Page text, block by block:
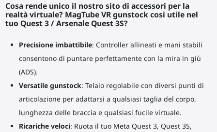
Cosa rende unico il nostro sito di accessori per la
realtà virtuale? MagTube VR gunstock così utile nel
tuo Quest 3 / Arsenale Quest 3S?
Precisione imbattibile: Controller allineati e mani stabili
consentono di puntare perfettamente con la mira in giù
(ADS).
Versatile gunstock: Telaio regolabile con diversi punti di
articolazione per adattarsi a qualsiasi taglia del corpo,
lunghezza delle braccia e qualsiasi fucile virtuale.
Ricariche veloci: Ruota il tuo Meta Quest 3, Quest 3S,